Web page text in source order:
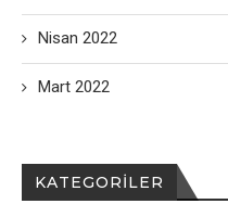
Nisan 2022
Mart 2022
KATEGORILER